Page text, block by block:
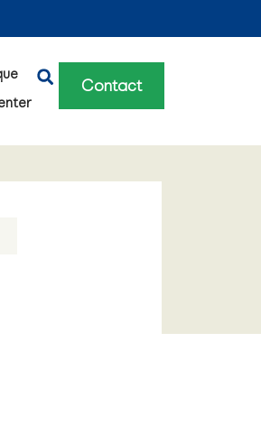
Contact